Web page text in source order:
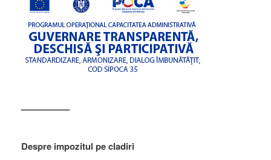
––––––––––
Despre impozitul pe cladiri